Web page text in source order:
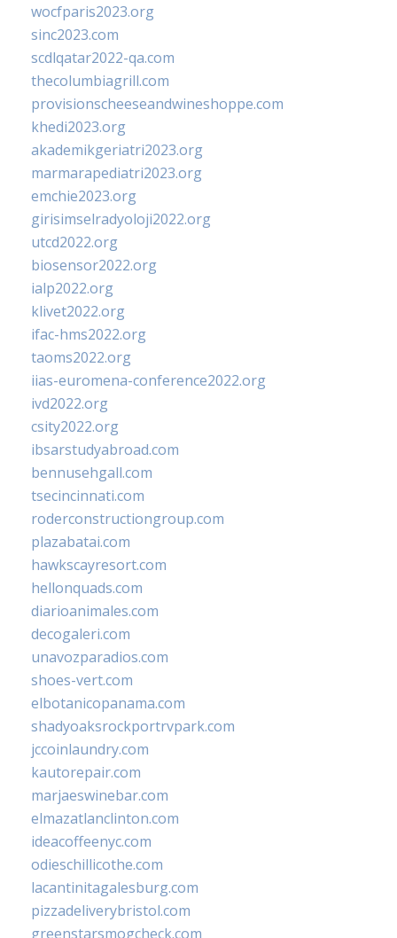
wocfparis2023.org
sinc2023.com
scdlqatar2022-qa.com
thecolumbiagrill.com
provisionscheeseandwineshoppe.com
khedi2023.org
akademikgeriatri2023.org
marmarapediatri2023.org
emchie2023.org
girisimselradyoloji2022.org
utcd2022.org
biosensor2022.org
ialp2022.org
klivet2022.org
ifac-hms2022.org
taoms2022.org
iias-euromena-conference2022.org
ivd2022.org
csity2022.org
ibsarstudyabroad.com
bennusehgall.com
tsecincinnati.com
roderconstructiongroup.com
plazabatai.com
hawkscayresort.com
hellonquads.com
diarioanimales.com
decogaleri.com
unavozparadios.com
shoes-vert.com
elbotanicopanama.com
shadyoaksrockportrvpark.com
jccoinlaundry.com
kautorepair.com
marjaeswinebar.com
elmazatlanclinton.com
ideacoffeenyc.com
odieschillicothe.com
lacantinitagalesburg.com
pizzadeliverybristol.com
greenstarsmogcheck.com